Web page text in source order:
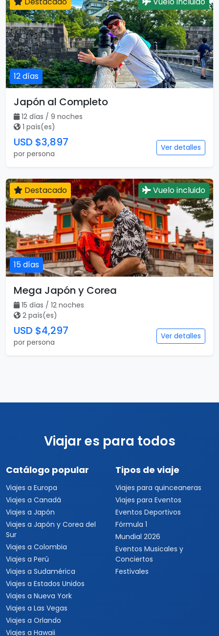
12 días
Japón al Completo
12 días / 9 noches
1 país(es)
USD $3,897
por persona
Ver detalles
15 días
Destacado Vuelo incluido
Mega Japón y Corea
15 días / 12 noches
2 país(es)
USD $4,297
por persona
Ver detalles
Viajar es para todos
Catálogo popular
Viajes a Europa
Viajes a Canadá
Viajes a Japón
Viajes a Japón y Corea del
Sur
Viajes a Colombia
Viajes a Perú
Viajes a Sudamérica
Viajes a Estados Unidos
Viajes a Nueva York
Viajes a Las Vegas
Viajes a Orlando
Viajes a Hawaii
Tipos de viaje
Viajes para quinceaneras
Viajes para Eventos
Eventos Deportivos
Fórmula 1
Mundial 2026
Eventos Musicales y
Conciertos
Festivales